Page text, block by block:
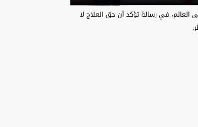
في رسالة تؤكد أن حق العلاج لا